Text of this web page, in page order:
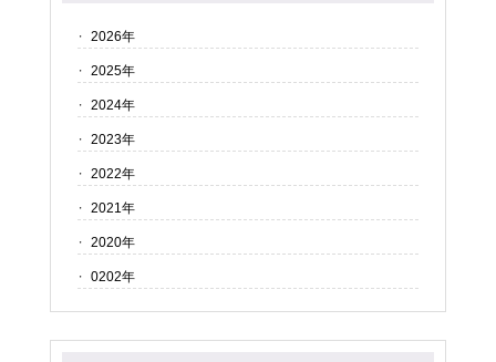
2026年
2025年
2024年
2023年
2022年
2021年
2020年
0202年